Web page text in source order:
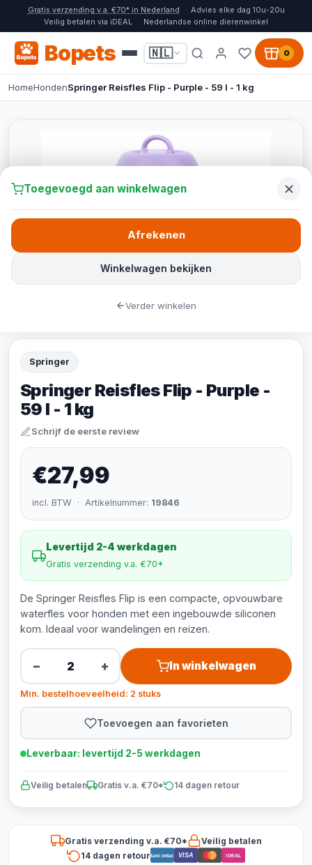
Gratis verzending v.a. €70* in Nederland
Advies elke dag 10u-20u
Veilig betalen via iDEAL
Nederlandse online dierenwinkel
Bopets 🇳🇱 0
HomeHondenSpringer Reisfles Flip - Purple - 59 l - 1 kg
Springer
Springer Reisfles Flip - Purple -
59 l - 1 kg
Schrijf de eerste review
€27,99
incl. BTW · Artikelnummer: 19846
Levertijd 2-4 werkdagen
Gratis verzending v.a. €70*
De Springer Reisfles Flip is een compacte, opvouwbare
waterfles voor honden met een ingebouwde siliconen
kom. Ideaal voor wandelingen en reizen.
− + In winkelwagen
Min. bestelhoeveelheid: 2 stuks
Toevoegen aan favorieten
Leverbaar: levertijd 2-5 werkdagen
Veilig betalen Gratis v.a. €70* 14 dagen retour
Gratis verzending v.a. €70*
Veilig betalen
14 dagen retourBancontact VISA iDEAL
Toegevoegd aan winkelwagen
Winkelwagen bekijken
Afrekenen
Verder winkelen